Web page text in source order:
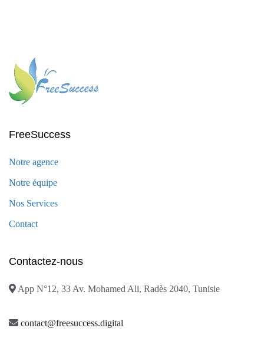
FreeSuccess
Notre agence
Notre équipe
Nos Services
Contact
Contactez-nous
App N°12, 33 Av. Mohamed Ali, Radès 2040, Tunisie
contact@freesuccess.digital